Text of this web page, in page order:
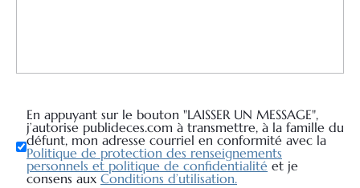
En appuyant sur le bouton "LAISSER UN MESSAGE",
j’autorise publideces.com à transmettre, à la famille du
défunt, mon adresse courriel en conformité avec la
Politique de protection des renseignements
personnels et politique de confidentialité et je
consens aux Conditions d’utilisation.